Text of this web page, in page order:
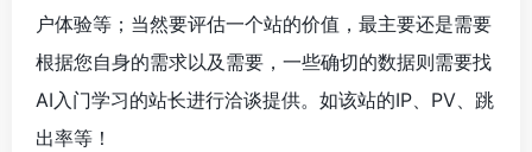
户体验等；当然要评估一个站的价值，最主要还是需要
根据您自身的需求以及需要，一些确切的数据则需要找
AI入门学习的站长进行洽谈提供。如该站的IP、PV、跳
出率等！